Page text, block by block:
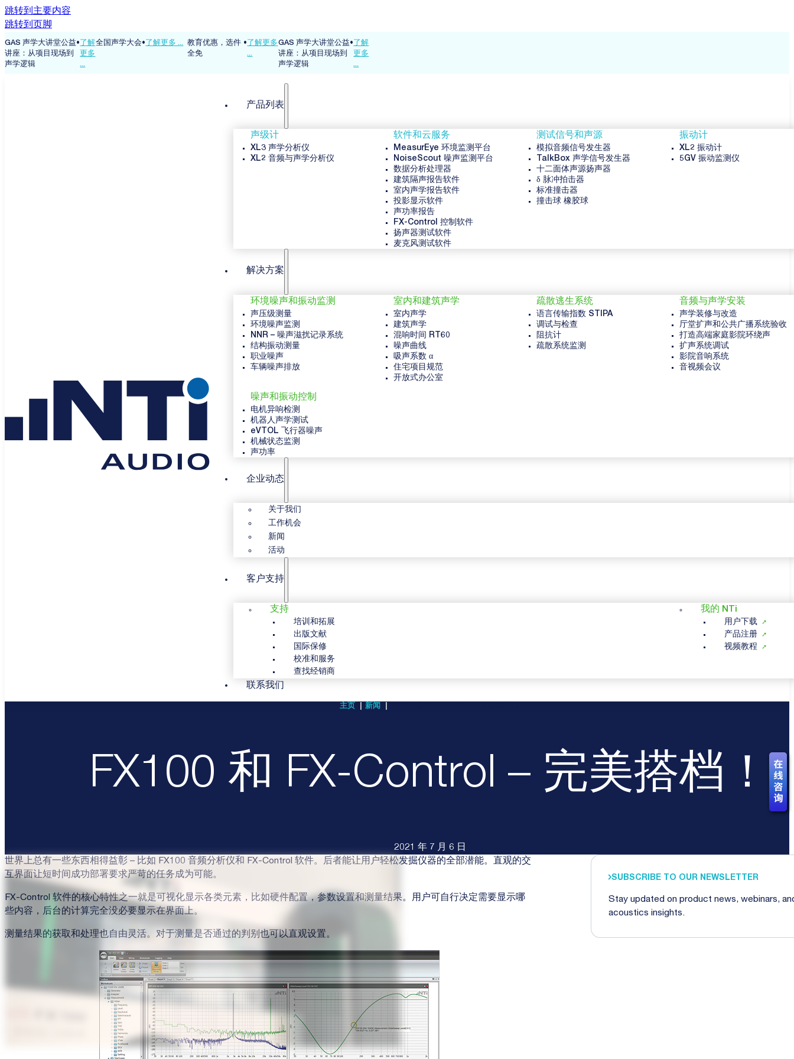
跳转到主要内容
跳转到页脚
了解
更多
...
全国声学大会•了解更多 ... 教育优惠，选件 •了解更多GAS 声学大讲堂公益
讲座：从项目现场到
•了解
更多
...
产品列表
声级计
XL3 声学分析仪
XL2 音频与声学分析仪
软件和云服务
MeasurEye 环境监测平台
NoiseScout 噪声监测平台
数据分析处理器
建筑隔声报告软件
室内声学报告软件
投影显示软件
声功率报告
FX-Control 控制软件
扬声器测试软件
麦克风测试软件
测试信号和声源
模拟音频信号发生器
TalkBox 声学信号发生器
十二面体声源扬声器
δ 脉冲拍击器
标准撞击器
撞击球 橡胶球
振动计
XL2 振动计
5GV 振动监测仪
解决方案
环境噪声和振动监测
声压级测量
环境噪声监测
NNR – 噪声滋扰记录系统
结构振动测量
职业噪声
车辆噪声排放
室内和建筑声学
室内声学
建筑声学
混响时间 RT60
噪声曲线
吸声系数 α
住宅项目规范
开放式办公室
疏散逃生系统
语言传输指数 STIPA
调试与检查
阻抗计
疏散系统监测
音频与声学安装
声学装修与改造
厅堂扩声和公共广播系统验收
打造高端家庭影院环绕声
扩声系统调试
影院音响系统
音视频会议
噪声和振动控制
电机异响检测
机器人声学测试
eVTOL 飞行器噪声
机械状态监测
声功率
企业动态
关于我们
工作机会
新闻
活动
客户支持
支持
培训和拓展
出版文献
国际保修
校准和服务
查找经销商
我的 NTi
用户下载
产品注册
视频教程
联系我们
FX100 和 FX-Control – 完美搭档！
主页 新闻
2021 年 7 月 6 日
世界上总有一些东西相得益彰 – 比如 FX100 音频分析仪和 FX-Control 软件。后者能让用户轻松发掘仪器的全部潜能。直观的交
互界面让短时间成功部署要求严苛的任务成为可能。
FX-Control 软件的核心特性之一就是可视化显示各类元素，比如硬件配置，参数设置和测量结果。用户可自行决定需要显示哪
些内容，后台的计算完全没必要显示在界面上。
测量结果的获取和处理也自由灵活。对于测量是否通过的判别也可以直观设置。
SUBSCRIBE TO OUR NEWSLETTER
Stay updated on product news, webinars,
acoustics insights.